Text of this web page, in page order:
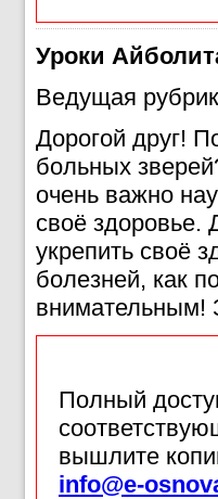
Уроки
Ведущая
Дорогой друг!
больных
очень важно
своё здоровье.
укрепить своё
болезней, как
внимательным!
Полный
вышлите
info@e-